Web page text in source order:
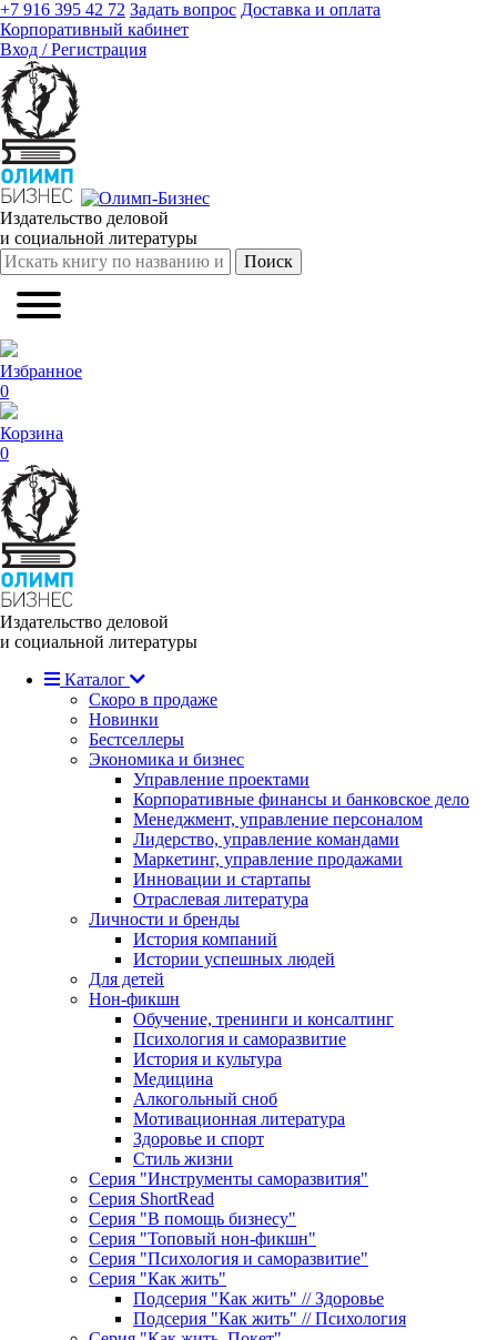
+7 916 395 42 72 Задать вопрос Доставка и оплата
Корпоративный кабинет
Вход / Регистрация
Издательство деловой
и социальной литературы
Поиск
Избранное
0
Корзина
0
Издательство деловой
и социальной литературы
Каталог
Скоро в продаже
Новинки
Бестселлеры
Экономика и бизнес
Управление проектами
Корпоративные финансы и банковское дело
Менеджмент, управление персоналом
Лидерство, управление командами
Маркетинг, управление продажами
Инновации и стартапы
Отраслевая литература
Личности и бренды
История компаний
Истории успешных людей
Для детей
Нон-фикшн
Обучение, тренинги и консалтинг
Психология и саморазвитие
История и культура
Медицина
Алкогольный сноб
Мотивационная литература
Здоровье и спорт
Стиль жизни
Серия "Инструменты саморазвития"
Серия ShortRead
Серия "В помощь бизнесу"
Серия "Топовый нон-фикшн"
Серия "Психология и саморазвитие"
Серия "Как жить"
Подсерия "Как жить" // Здоровье
Подсерия "Как жить" // Психология